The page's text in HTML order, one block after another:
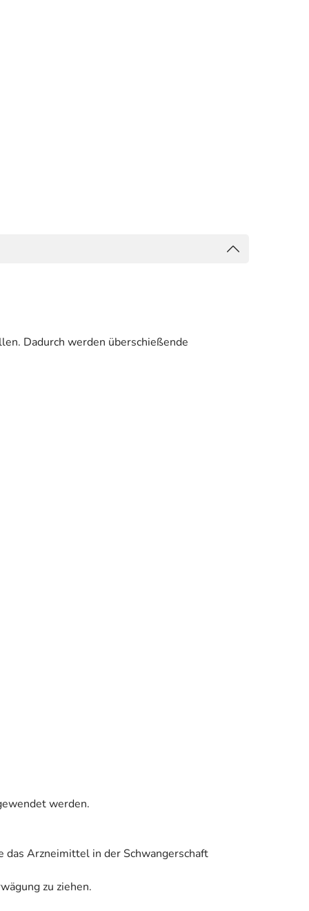
Dadurch werden überschießende
werden.
das Arzneimittel in der Schwangerschaft
zu ziehen.